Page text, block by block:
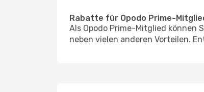
Rabatte für Opodo Prime-
Als Opodo Prime-Mitglied können
neben vielen anderen Vorteilen.